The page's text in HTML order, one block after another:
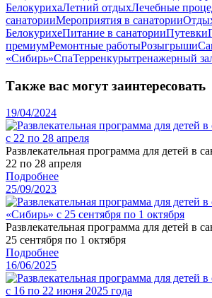
БелокурихаЛетний отдыхЛечебные
санаторииМероприятия в санатории
БелокурихеПитание в санаторииПутевки
премиумРемонтные работыРозыгрыши
«Сибирь»СпаТерренкурытренажерный
Также вас могут заинтересовать
19/04/2024
Развлекательная программа для детей в
22 по 28 апреля
Подробнее
25/09/2023
Развлекательная программа для детей в
25 сентября по 1 октября
Подробнее
16/06/2025